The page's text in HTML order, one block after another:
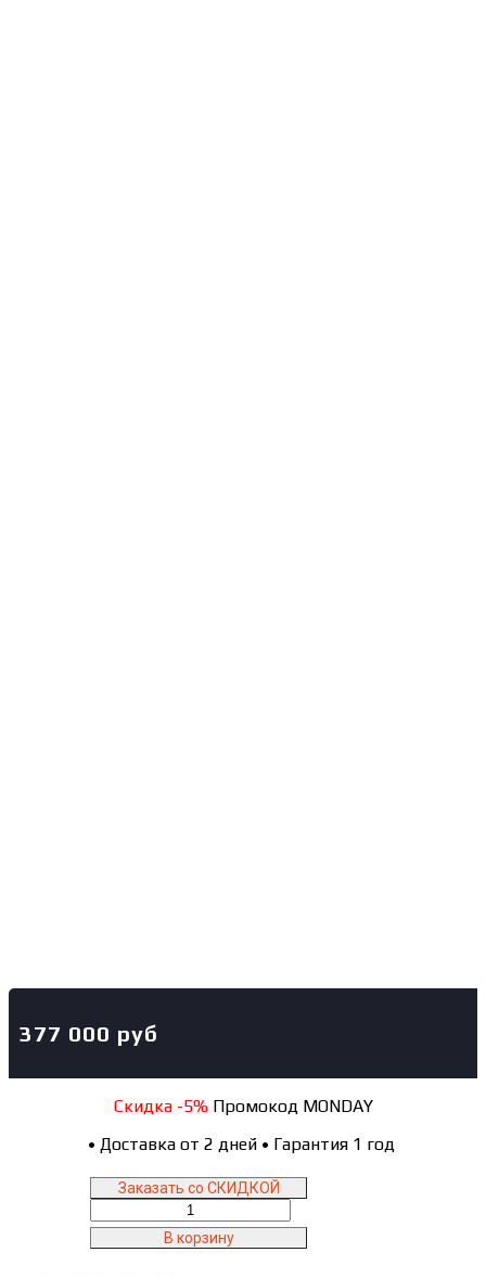
377 000 руб
Скидка -5%Промокод MONDAY
• Доставка от 2 дней • Гарантия 1 год
Заказать со СКИДКОЙ
товара
N4125H-
В корзину